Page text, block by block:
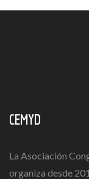
CEMYD
La Asociación
organiza desde